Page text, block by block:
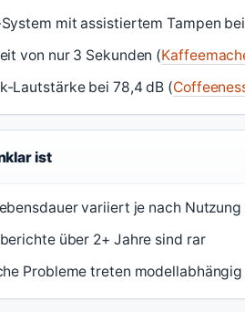
mit assistiertem Tampen
von nur 3 Sekunden (
Lautstärke bei 78,4 dB (
ist
variiert je nach
über 2+ Jahre sind rar
Probleme treten